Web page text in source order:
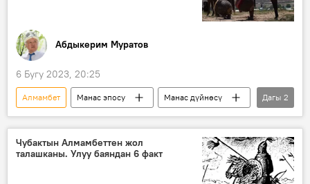
Абдыкерим Муратов
6 Бугу 2023, 20:25
Алмамбет Манас эпосу
Манас дүйнөсү
Манас
баатыр
Дагы 2
Чубактын Алмамбеттен жол
талашканы. Улуу баяндан 6 факт